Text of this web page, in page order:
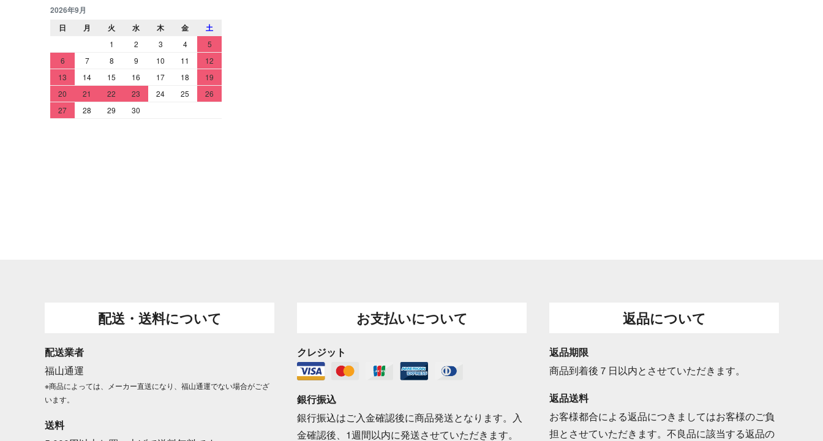
2026年9月
日
月 火 水 木 金 土
1 2 3 4
5
6
7 8 9 10 11
12
13
14 15 16 17 18
19
20
21 22 23 24 25
26
27
28 29 30
配送・送料について
配送業者
福山通運
※商品によっては、メーカー直送になり、福山通運でない場合がござ
います。
送料
お支払いについて
クレジット
銀行振込
銀行振込はご入金確認後に商品発送となります。入
金確認後、1週間以内に発送させていただきます。
返品について
返品期限
商品到着後７日以内とさせていただきます。
返品送料
お客様都合による返品につきましてはお客様のご負
担とさせていただきます。不良品に該当する返品の